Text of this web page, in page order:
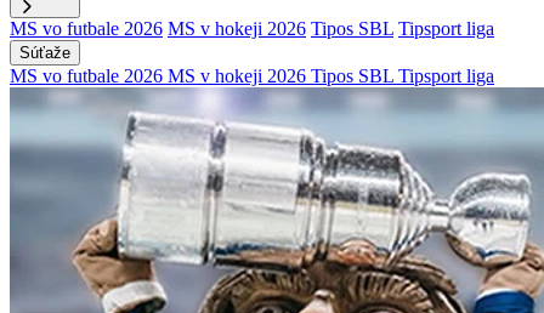
MS vo futbale 2026 MS v hokeji 2026 Tipos SBL Tipsport liga
Súťaže
MS vo futbale 2026 MS v hokeji 2026 Tipos SBL Tipsport liga